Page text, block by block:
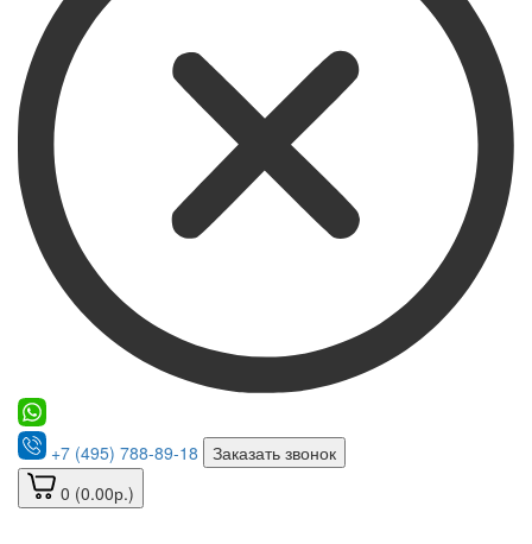
+7 (495) 788-89-18
Заказать звонок
0 (0.00р.)